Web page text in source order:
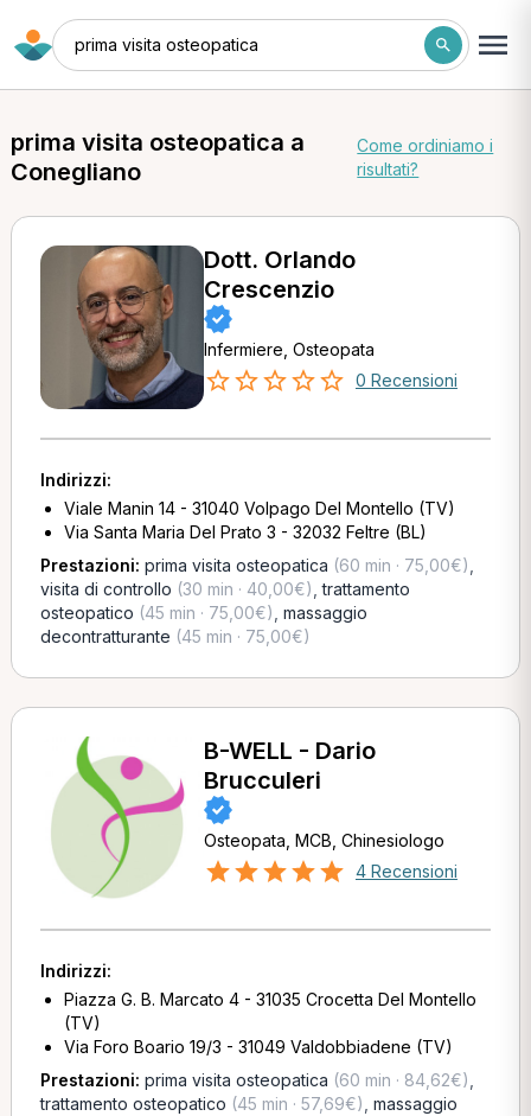
prima visita osteopatica
prima visita osteopatica a
Conegliano
Come ordiniamo i
risultati?
Dott. Orlando
Crescenzio
Infermiere, Osteopata
0 Recensioni
Indirizzi:
Viale Manin 14 - 31040 Volpago Del Montello (TV)
Via Santa Maria Del Prato 3 - 32032 Feltre (BL)
Prestazioni: prima visita osteopatica (60 min · 75,00€)
visita di controllo (30 min · 40,00€) ,trattamento
osteopatico (45 min · 75,00€) massaggio
decontratturante (45 min · 75,00€)
B-WELL - Dario
Brucculeri
Osteopata, MCB, Chinesiologo
4 Recensioni
Indirizzi:
Piazza G. B. Marcato 4 - 31035 Crocetta Del Montello
(TV)
Via Foro Boario 19/3 - 31049 Valdobbiadene (TV)
Prestazioni: prima visita osteopatica (60 min · 84,62€)
trattamento osteopatico (45 min · 57,69€) massaggio